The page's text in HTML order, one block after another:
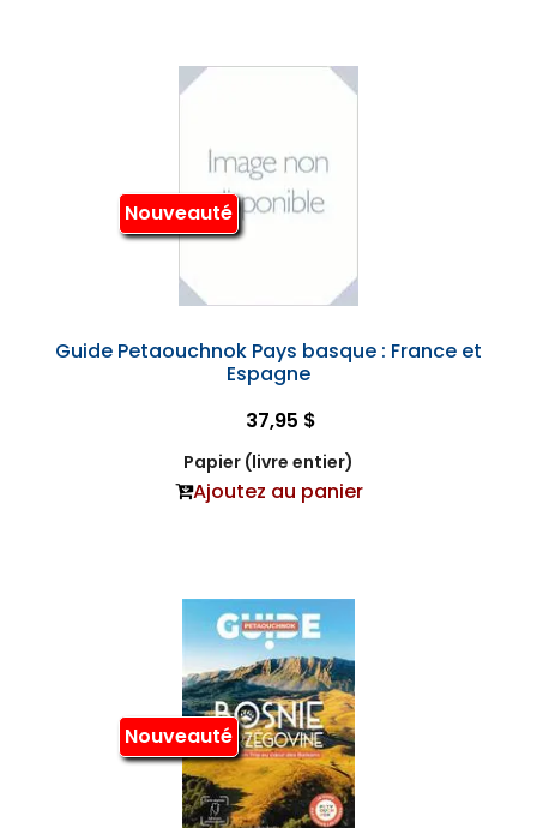
Nouveauté
Guide Petaouchnok Pays basque : France et
Espagne
37,95 $
Papier (livre entier)
Ajoutez au panier
Nouveauté